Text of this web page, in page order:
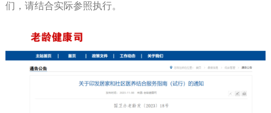
们，请结合实际参照执行。